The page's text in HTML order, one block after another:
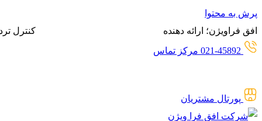
پرش به محتوا
افق فراویژن؛ ارائه دهنده
کنترل
021-45892 مرکز تماس
پورتال مشتریان